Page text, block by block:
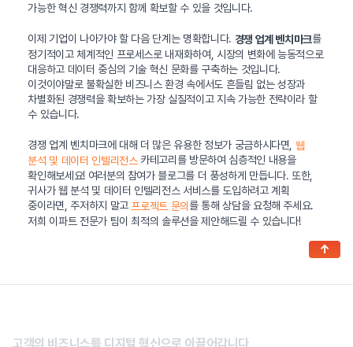
가능한 혁신 경쟁력까지 함께 확보할 수 있을 것입니다.
이제 기업이 나아가야 할 다음 단계는 명확합니다. 경쟁 업계 벤치마크를
정기적이고 체계적인 프로세스로 내재화하여, 시장의 변화에 능동적으로
대응하고 데이터 중심의 기술 혁신 문화를 구축하는 것입니다.
이것이야말로 불확실한 비즈니스 환경 속에서도 흔들림 없는 성장과
차별화된 경쟁력을 확보하는 가장 실질적이고 지속 가능한 전략이라 할
수 있습니다.
경쟁 업계 벤치마크에 대해 더 많은 유용한 정보가 궁금하시다면, 웹
분석 및 데이터 인텔리전스카테고리를 방문하여 심층적인 내용을
확인해보세요! 여러분의 참여가 블로그를 더 풍성하게 만듭니다. 또한,
귀사가 웹 분석 및 데이터 인텔리전스 서비스를 도입하려고 계획
중이라면, 주저하지 말고 프로젝트 문의 를 통해 상담을 요청해 주세요.
저희 이파트 전문가 팀이 최적의 솔루션을 제안해드릴 수 있습니다!
고객의 비즈니스를 디지털 혁신으로 이끌어갑니다
↑